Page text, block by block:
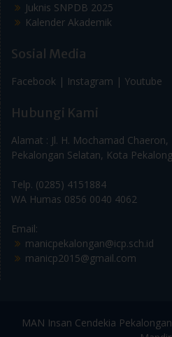
Juknis SNPDB 2025
Kalender Akademik
Sosial Media
Facebook | Instagram | Youtube
Hubungi Kami
Alamat : Jl. H. Mochamad
Pekalongan Selatan, Kota
Telp. (0285) 4151884
WA Humas 0856 0040 4062
Email:
manicpekalongan@icp.sch.id
manicp2015@gmail.com
MAN Insan Cendekia